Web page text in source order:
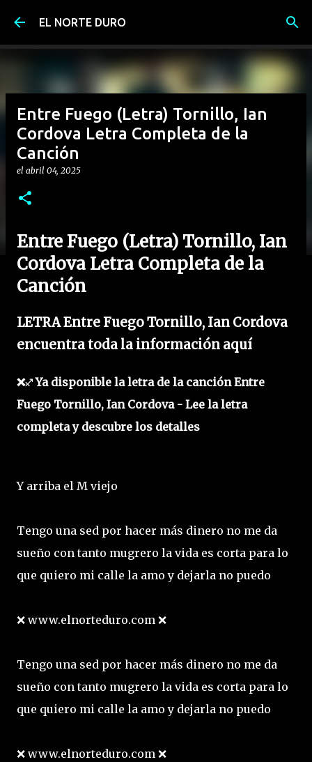
Ir al contenido principal
EL NORTE DURO
Entre Fuego (Letra) Tornillo, Ian
Cordova Letra Completa de la
Canción
el abril 04, 2025
Entre Fuego (Letra) Tornillo, Ian
Cordova Letra Completa de la
Canción
LETRA Entre Fuego Tornillo, Ian Cordova
encuentra toda la información aquí
❌♐ Ya disponible la letra de la canción Entre
Fuego Tornillo, Ian Cordova - Lee la letra
completa y descubre los detalles
Y arriba el M viejo
Tengo una sed por hacer más dinero no me da
sueño con tanto mugrero la vida es corta para lo
que quiero mi calle la amo y dejarla no puedo
❌ www.elnorteduro.com ❌
Tengo una sed por hacer más dinero no me da
sueño con tanto mugrero la vida es corta para lo
que quiero mi calle la amo y dejarla no puedo
❌ www.elnorteduro.com ❌